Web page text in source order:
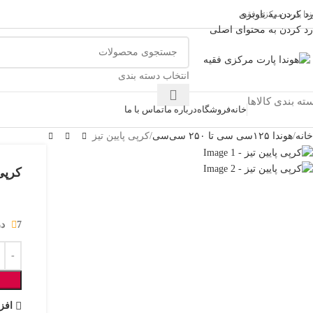
رد کردن به ناوبری
رد کردن به محتوای اصلی
پارت مرکزی فقیه
انتخاب دسته بندی
بندی کالاها
خانهفروشگاهدرباره ماتماس با ما
خانه هوندا ۱۲۵سی سی تا ۲۵۰ سی‌سی کرپی پایین تیز
7 در انبار